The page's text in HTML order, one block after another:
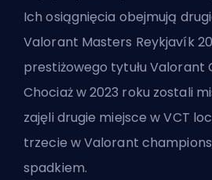
Ich osiągnięcia obejmują
Valorant Masters Reykjavík
prestiżowego tytułu Valorant
Chociaż w 2023 roku zostali
zajęli drugie miejsce w VCT
trzecie w Valorant
spadkiem.